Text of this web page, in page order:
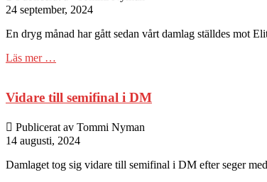
24 september, 2024
En dryg månad har gått sedan vårt damlag ställdes mot
Läs mer …
Vidare till semifinal i DM
Publicerat av Tommi Nyman
14 augusti, 2024
Damlaget tog sig vidare till semifinal i DM efter seger